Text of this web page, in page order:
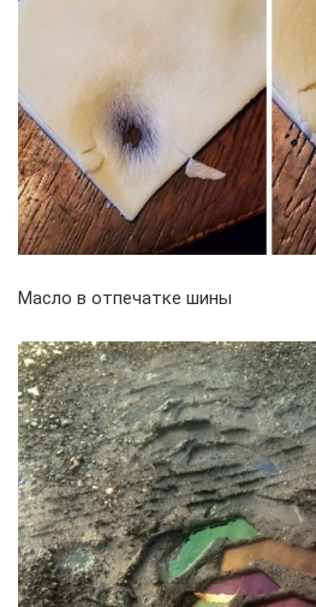
Масло в отпечатке шины